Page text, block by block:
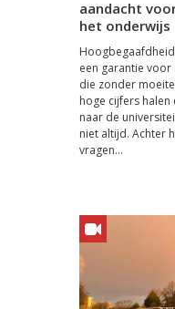
aandacht
het onderwijs
een garantie voor
die zonder
hoge cijfers halen
naar de
niet altijd. Achter
vragen...